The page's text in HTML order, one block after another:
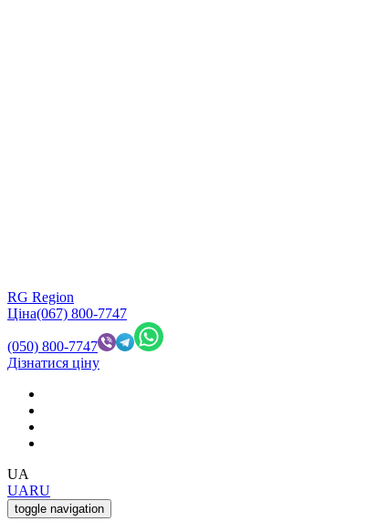
RG Region
Ціна(067) 800-7747
(050) 800-7747
Дізнатися ціну
UA
UARU
toggle navigation